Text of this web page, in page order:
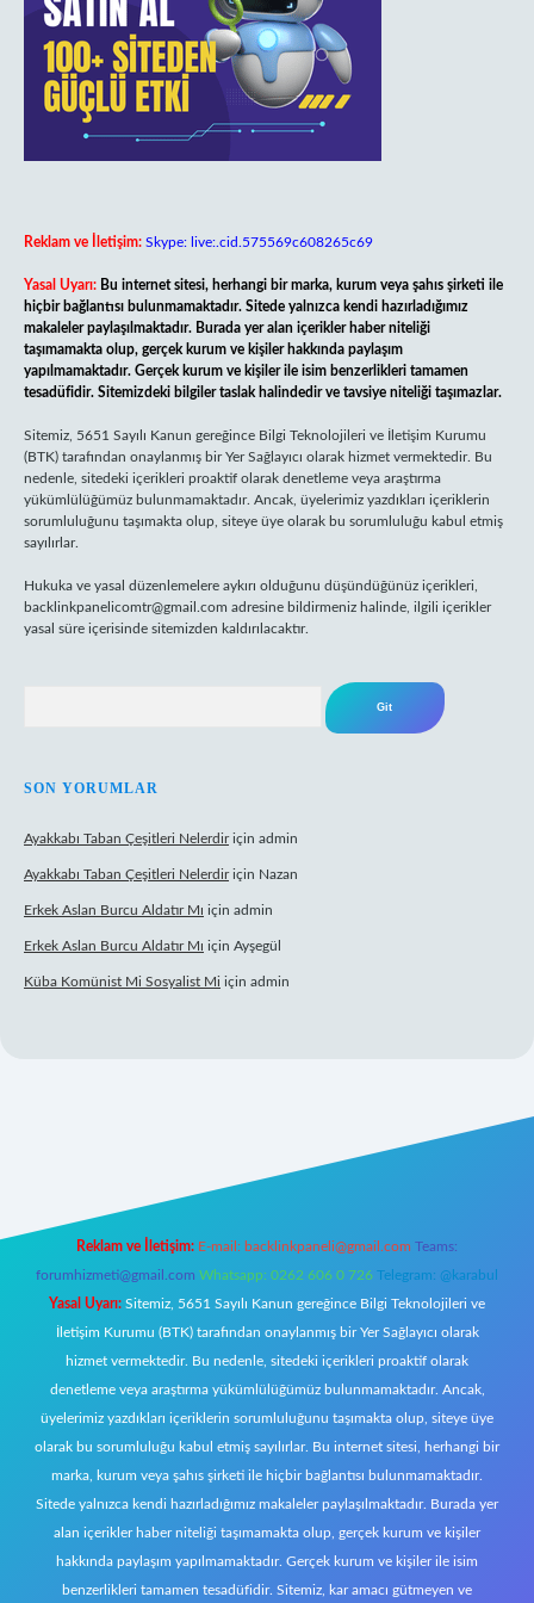
Reklam ve İletişim: Skype: live:.cid.575569c608265c69
Yasal Uyarı: Bu internet sitesi, herhangi bir marka, kurum veya şahıs şirketi ile
hiçbir bağlantısı bulunmamaktadır. Sitede yalnızca kendi hazırladığımız
makaleler paylaşılmaktadır. Burada yer alan içerikler haber niteliği
taşımamakta olup, gerçek kurum ve kişiler hakkında paylaşım
yapılmamaktadır. Gerçek kurum ve kişiler ile isim benzerlikleri tamamen
tesadüfidir. Sitemizdeki bilgiler taslak halindedir ve tavsiye niteliği taşımazlar.
Sitemiz, 5651 Sayılı Kanun gereğince Bilgi Teknolojileri ve İletişim Kurumu
(BTK) tarafından onaylanmış bir Yer Sağlayıcı olarak hizmet vermektedir. Bu
nedenle, sitedeki içerikleri proaktif olarak denetleme veya araştırma
yükümlülüğümüz bulunmamaktadır. Ancak, üyelerimiz yazdıkları içeriklerin
sorumluluğunu taşımakta olup, siteye üye olarak bu sorumluluğu kabul etmiş
sayılırlar.
Hukuka ve yasal düzenlemelere aykırı olduğunu düşündüğünüz içerikleri,
backlinkpanelicomtr@gmail.com adresine bildirmeniz halinde, ilgili içerikler
yasal süre içerisinde sitemizden kaldırılacaktır.
SON YORUMLAR
Ayakkabı Taban Çeşitleri Nelerdiriçin admin
Ayakkabı Taban Çeşitleri Nelerdiriçin Nazan
Erkek Aslan Burcu Aldatır Mı için admin
Erkek Aslan Burcu Aldatır Mı için Ayşegül
Küba Komünist Mi Sosyalist Mi için admin
Reklam ve İletişim: E-mail: backlinkpaneli@gmail.com Teams:
forumhizmeti@gmail.com Whatsapp: 0262 606 0 726 Telegram: @karabul
Yasal Uyarı: Sitemiz, 5651 Sayılı Kanun gereğince Bilgi Teknolojileri ve
İletişim Kurumu (BTK) tarafından onaylanmış bir Yer Sağlayıcı olarak
hizmet vermektedir. Bu nedenle, sitedeki içerikleri proaktif olarak
denetleme veya araştırma yükümlülüğümüz bulunmamaktadır. Ancak,
üyelerimiz yazdıkları içeriklerin sorumluluğunu taşımakta olup, siteye üye
olarak bu sorumluluğu kabul etmiş sayılırlar. Bu internet sitesi, herhangi bir
marka, kurum veya şahıs şirketi ile hiçbir bağlantısı bulunmamaktadır.
Sitede yalnızca kendi hazırladığımız makaleler paylaşılmaktadır. Burada yer
alan içerikler haber niteliği taşımamakta olup, gerçek kurum ve kişiler
hakkında paylaşım yapılmamaktadır. Gerçek kurum ve kişiler ile isim
benzerlikleri tamamen tesadüfidir. Sitemiz, kar amacı gütmeyen ve